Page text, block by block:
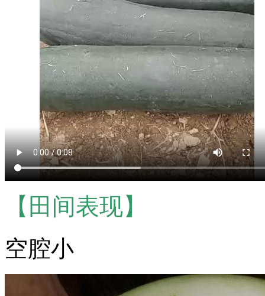
【田间表现】
空腔小